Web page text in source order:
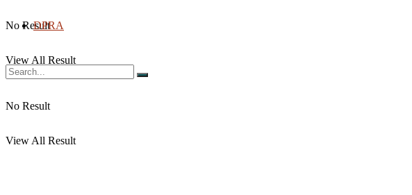
No Result
View All Result
DPRA
No Result
View All Result